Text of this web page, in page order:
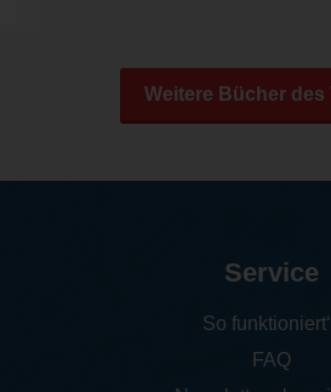
Weitere Bücher des
Service
So
FAQ